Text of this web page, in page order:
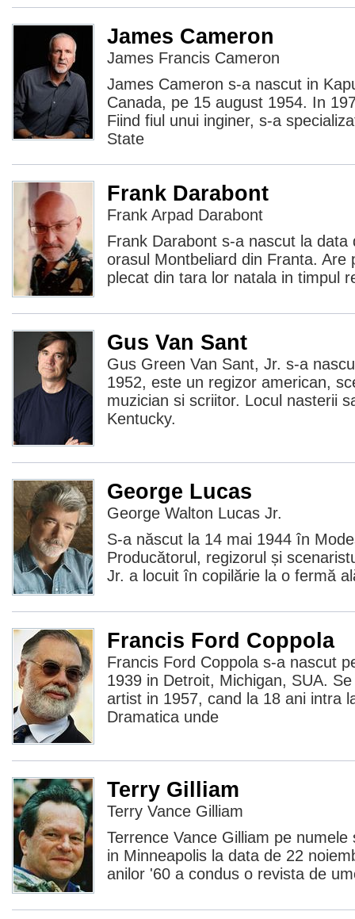
James Cameron
James Francis Cameron
James Cameron s-a nascut in
Canada, pe 15 august 1954. In
Fiind fiul unui inginer, s-a
State
Frank Darabont
Frank Arpad Darabont
Frank Darabont s-a nascut la data
orasul Montbeliard din Franta. Are
plecat din tara lor natala in timpul
Gus Van Sant
Gus Green Van Sant, Jr. s-a
1952, este un regizor american,
muzician si scriitor. Locul nasterii
Kentucky.
George Lucas
George Walton Lucas Jr.
S-a născut la 14 mai 1944 în
Producătorul, regizorul și
Jr. a locuit în copilărie la o fermă
Francis Ford Coppola
Francis Ford Coppola s-a nascut
1939 in Detroit, Michigan, SUA.
artist in 1957, cand la 18 ani intra
Dramatica unde
Terry Gilliam
Terry Vance Gilliam
Terrence Vance Gilliam pe
in Minneapolis la data de 22
anilor '60 a condus o revista de